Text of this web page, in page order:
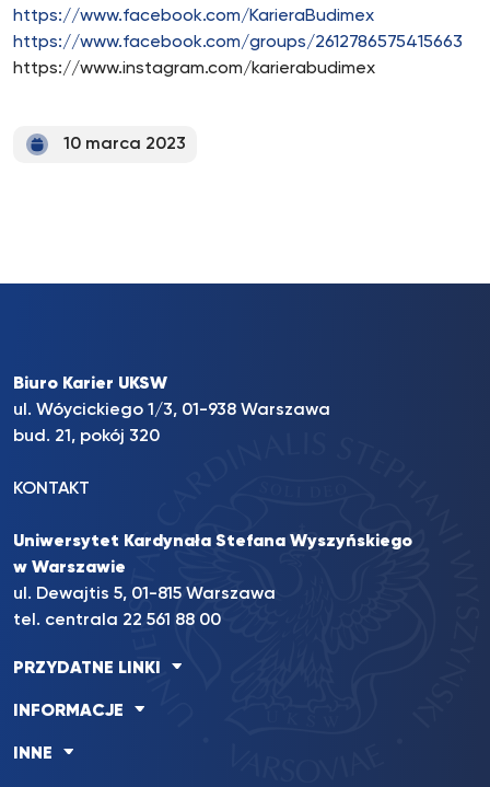
https://www.facebook.com/KarieraBudimex
https://www.facebook.com/groups/2612786575415663
https://www.instagram.com/karierabudimex
10 marca 2023
Biuro Karier UKSW
ul. Wóycickiego 1/3, 01-938 Warszawa
bud. 21, pokój 320
KONTAKT
Uniwersytet Kardynała Stefana Wyszyńskiego
w Warszawie
ul. Dewajtis 5, 01-815 Warszawa
tel. centrala 22 561 88 00
PRZYDATNE LINKI
INFORMACJE
INNE